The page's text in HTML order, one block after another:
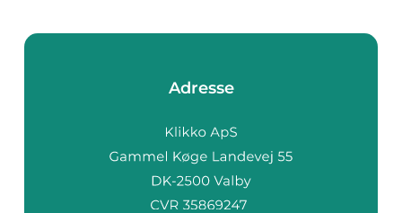
Adresse